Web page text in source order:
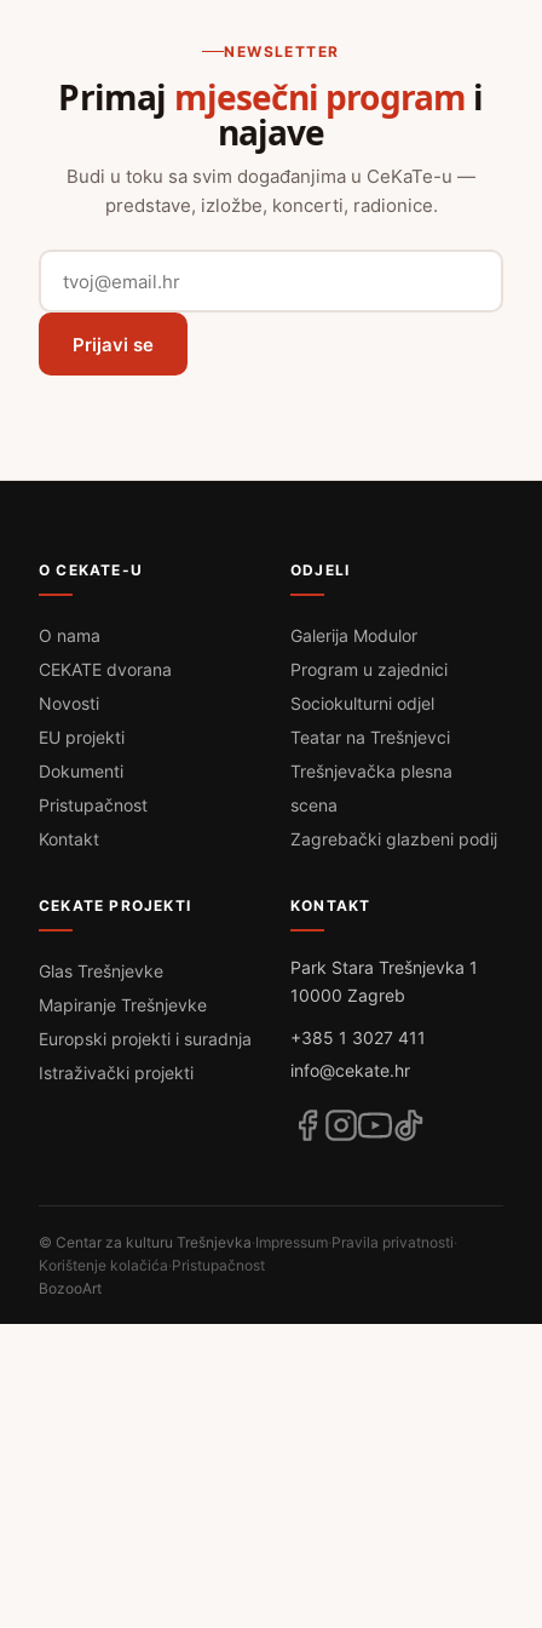
NEWSLETTER
Primaj mjesečni program i
najave
Budi u toku sa svim događanjima u CeKaTe-u —
predstave, izložbe, koncerti, radionice.
Prijavi se
O CEKATE-U
O nama
CEKATE dvorana
Novosti
EU projekti
Dokumenti
Pristupačnost
Kontakt
ODJELI
Galerija Modulor
Program u zajednici
Sociokulturni odjel
Teatar na Trešnjevci
Trešnjevačka plesna
scena
Zagrebački glazbeni podij
CEKATE PROJEKTI
Glas Trešnjevke
Mapiranje Trešnjevke
Europski projekti i suradnja
Istraživački projekti
KONTAKT
Park Stara Trešnjevka 1
10000 Zagreb
+385 1 3027 411
info@cekate.hr
© Centar za kulturu Trešnjevka·Impressum·Pravila privatnosti·
Korištenje kolačića·Pristupačnost
BozooArt